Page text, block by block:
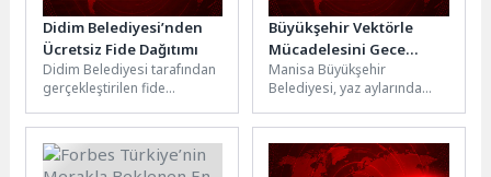
Didim Belediyesi’nden
Ücretsiz Fide Dağıtımı
Didim Belediyesi tarafından
gerçekleştirilen fide
seralarda üretilen kabak,
patlıcan, salatalık, domates
ve...
Büyükşehir Vektörle
Mücadelesini Gece
Gündüz Sürdürüyor
Manisa Büyükşehir
Belediyesi, yaz aylarında
haşere kaynaklı
olumsuzlukların önüne
geçmek amacıyla...